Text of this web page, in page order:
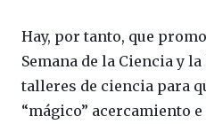
Hay, por tanto, que
Semana de la Ciencia y
talleres de ciencia para
“mágico” acercamiento